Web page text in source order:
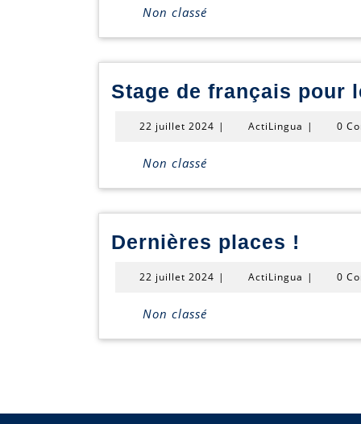
Non classé
Stage de français pour
22 juillet 2024 22| ActiLingua ActiLingua
| 0
Non classé
Dernières places !
22 juillet 2024 22| ActiLingua ActiLingua
| 0
Non classé